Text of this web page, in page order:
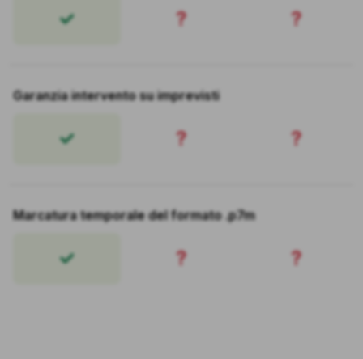
? ?
Garanzia intervento su imprevisti
? ?
Marcatura temporale del formato .p7m
? ?